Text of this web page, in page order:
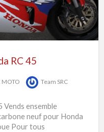
RC 45
MOTO
Team SRC
Vends ensemble
neuf pour Honda
Pour tous